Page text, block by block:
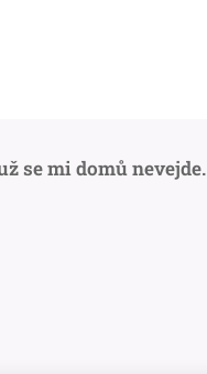
se mi domů nevejde.